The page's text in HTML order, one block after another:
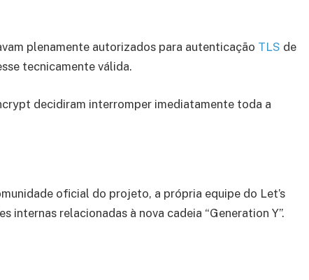
plenamente autorizados para autenticação TLS de
tecnicamente válida.
decidiram interromper imediatamente toda a
oficial do projeto, a própria equipe do Let’s
relacionadas à nova cadeia “Generation Y”.